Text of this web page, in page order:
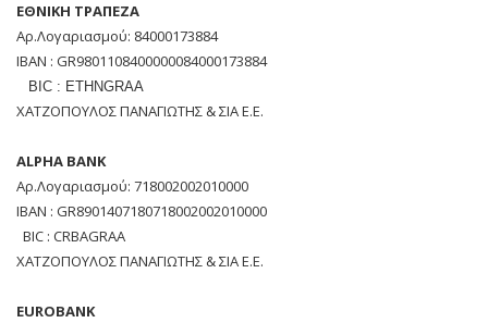
ΕΘΝΙΚΗ ΤΡΑΠΕΖΑ
Αρ.Λογαριασμού: 84000173884
ΙΒΑΝ : GR9801108400000084000173884
BIC : ETHNGRAA
ΧΑΤΖΟΠΟΥΛΟΣ ΠΑΝΑΓΙΩΤΗΣ & ΣΙΑ Ε.Ε.
ALPHA BANK
Αρ.Λογαριασμού: 718002002010000
ΙΒΑΝ : GR8901407180718002002010000
BIC : CRBAGRAA
ΧΑΤΖΟΠΟΥΛΟΣ ΠΑΝΑΓΙΩΤΗΣ & ΣΙΑ Ε.Ε.
EUROBANK